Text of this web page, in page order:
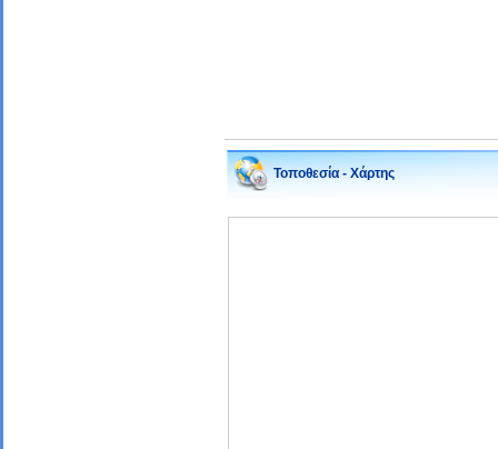
Τοποθεσία - Χάρτης